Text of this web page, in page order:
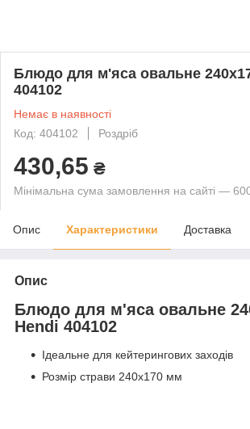
Блюдо для м'яса овальне
404102
Немає в наявності
Код: 404102
Роздріб
430,65 ₴
Мінімальна сума замовлення на сайті —
Опис Характеристики Доставка
Опис
Блюдо для м'яса овальне
Hendi 404102
Ідеальне для кейтерингових заходів
Розмір страви 240x170 мм